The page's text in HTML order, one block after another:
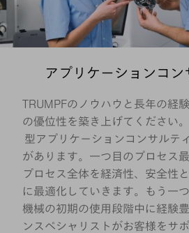
アプリケーションコ
TRUMPFのノウハウと長年の経
の優位性を築き上げてください
型アプリケーションコンサルテ
があります。一つ目のプロセス
プロセス全体を経済性、安全性
に最適化していきます。もう一
機械の初期の使用段階中に経験
ンスペシャリストがお客様をサ